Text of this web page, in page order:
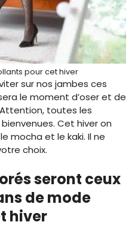
pour cet hiver
sur nos jambes ces
le moment d’oser et de
toutes les
Cet hiver on
mocha et le kaki. Il ne
choix.
seront ceux
de mode
hiver